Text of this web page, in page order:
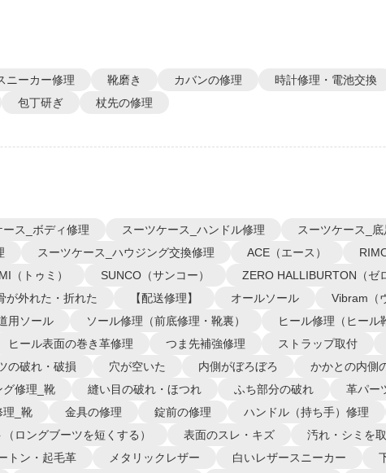
ニーカー修理 靴磨き カバンの修理 時計修理・電池交換
包丁研ぎ 杖先の修理
ース_ボディ修理 スーツケース_ハンドル修理
スーツケース_
スーツケース_ハウジング交換修理 ACE（エース）
（トゥミ） SUNCO（サンコー） ZERO HALLIBURTON（ゼ
が外れた・折れた 【配送修理】 オールソール
Vibram（
用ソール ソール修理（前底修理・靴裏）
ヒール修理（ヒール
ヒール表面の巻き革修理 つま先補強修理 ストラップ取付
の破れ・破損 穴が空いた 内側がぼろぼろ かかとの内側
グ修理_靴 縫い目の破れ・ほつれ ふち部分の破れ
革パー
理_靴 金具の修理 錠前の修理 ハンドル（持ち手）修理
ロングブーツを短くする） 表面のスレ・キズ 汚れ・シミを
トン・起毛革 メタリックレザー 白いレザースニーカー